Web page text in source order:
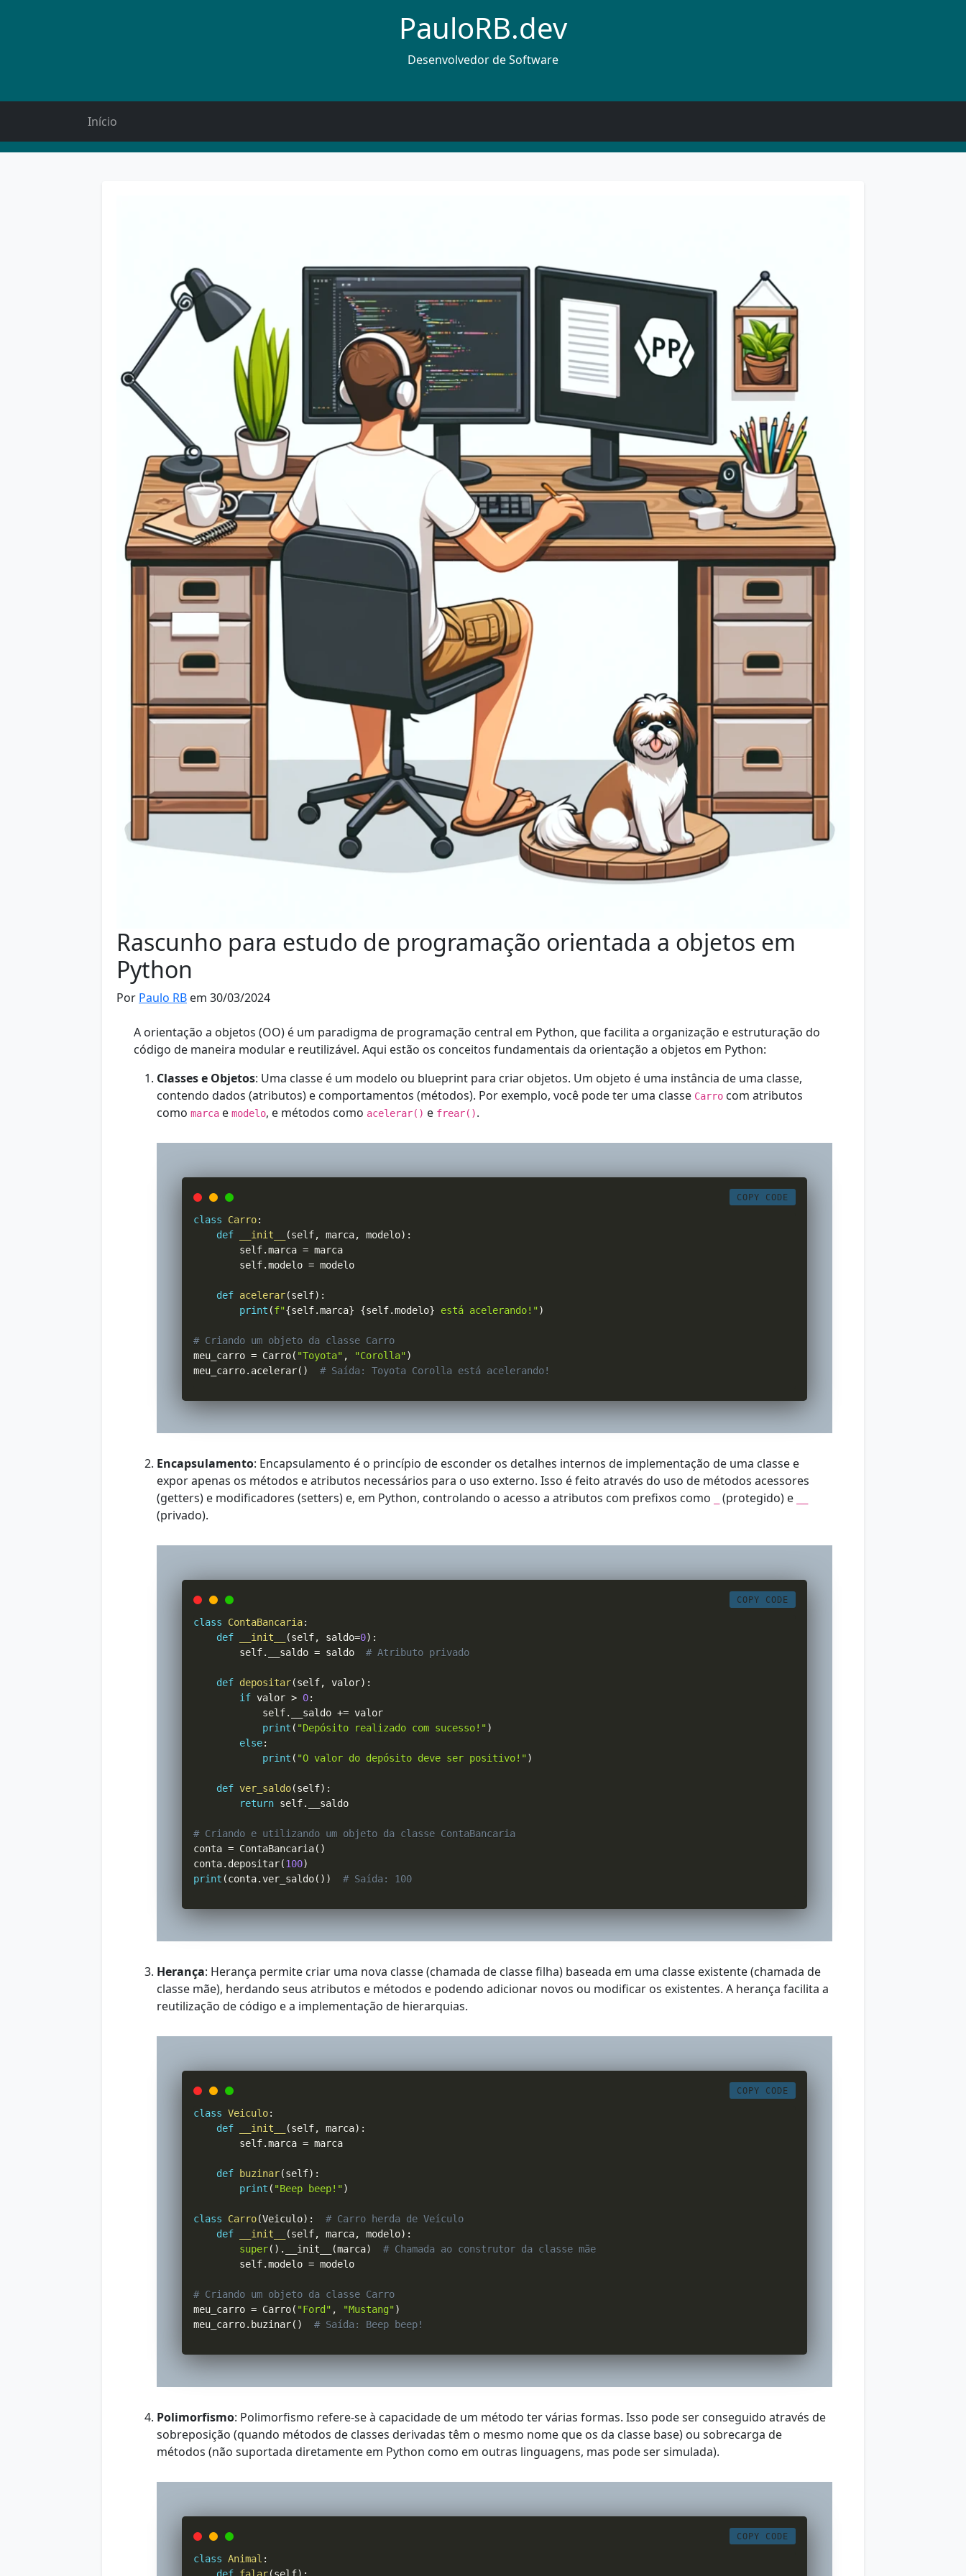
PauloRB.dev
Desenvolvedor de Software
Início
Rascunho para estudo de programação orientada a objetos em
Python
Por Paulo RB em 30/03/2024
A orientação a objetos (OO) é um paradigma de programação central em Python, que facilita a organização e estruturação do
código de maneira modular e reutilizável. Aqui estão os conceitos fundamentais da orientação a objetos em Python:
Classes e Objetos: Uma classe é um modelo ou blueprint para criar objetos. Um objeto é uma instância de uma classe,
contendo dados (atributos) e comportamentos (métodos). Por exemplo, você pode ter uma classe Carro com atributos
como marca e modelo, e métodos como acelerar() e frear().
COPY CODE
class Carro:
def
__init__ (self, marca, modelo) :
        self
.marca = marca
        self
.modelo = modelo
def acelerar(self) :
print (f"{self.marca} {self.modelo} está acelerando!")
# Criando um objeto da classe Carro
meu_carro = Carro( "Toyota" , "Corolla")
meu_carro. acelerar( ) # Saída: Toyota Corolla está acelerando!
Encapsulamento: Encapsulamento é o princípio de esconder os detalhes internos de implementação de uma classe e
expor apenas os métodos e atributos necessários para o uso externo. Isso é feito através do uso de métodos acessores
(getters) e modificadores (setters) e, em Python, controlando o acesso a atributos com prefixos como
(protegido) e
(privado).
COPY CODE
class ContaBancaria:
def
__init__ (self, saldo=0) :
        self
. __saldo = saldo # Atributo privado
def depositar(self, valor) :
if valor > 0:
            self
. __saldo += valor
print ( "Depósito realizado com sucesso!")
else:
print ( "O valor do depósito deve ser positivo!")
def ver_saldo(self) :
return self. __saldo
# Criando e utilizando um objeto da classe ContaBancaria
conta = ContaBancaria( )
conta. depositar(100)
print (conta.ver_saldo( ) ) # Saída: 100
Herança: Herança permite criar uma nova classe (chamada de classe filha) baseada em uma classe existente (chamada de
classe mãe), herdando seus atributos e métodos e podendo adicionar novos ou modificar os existentes. A herança facilita a
reutilização de código e a implementação de hierarquias.
COPY CODE
class Veiculo:
def
__init__ (self, marca) :
        self
.marca = marca
def buzinar(self) :
print ( "Beep beep!")
class Carro(Veiculo) :
# Carro herda de Veículo
def
__init__ (self, marca, modelo) :
super( ) . __init__ (marca)
# Chamada ao construtor da classe mãe
        self
.modelo = modelo
# Criando um objeto da classe Carro
meu_carro = Carro( "Ford" , "Mustang")
meu_carro. buzinar( ) # Saída: Beep beep!
Polimorfismo: Polimorfismo refere-se à capacidade de um método ter várias formas. Isso pode ser conseguido através de
sobreposição (quando métodos de classes derivadas têm o mesmo nome que os da classe base) ou sobrecarga de
métodos (não suportada diretamente em Python como em outras linguagens, mas pode ser simulada).
COPY CODE
class Animal :